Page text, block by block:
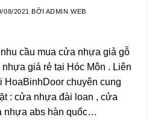
08/2021 BỞI ADMIN WEB
cầu mua cửa nhựa giả gỗ
giá rẻ tại Hóc Môn . Liên
HoaBinhDoor chuyên cung
: cửa nhựa đài loan , cửa
nhựa abs hàn quốc…